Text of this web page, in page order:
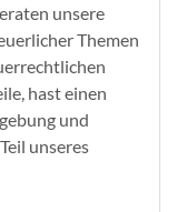
unsere
Themen
hast einen
und
unseres